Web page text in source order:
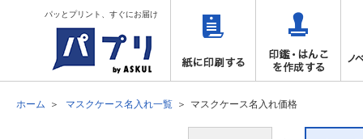
パッとプリント、すぐにお届け
ホーム マスクケース名入れ一覧 マスクケース名入れ価格